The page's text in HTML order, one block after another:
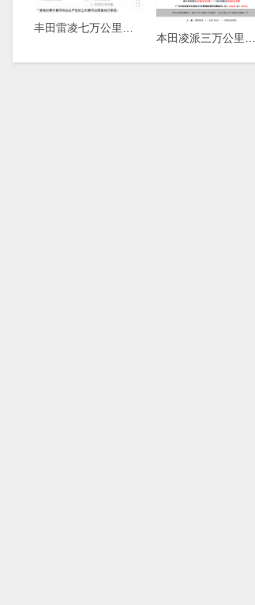
本田凌派三万公里保养费用，凌派3万公里保养项目